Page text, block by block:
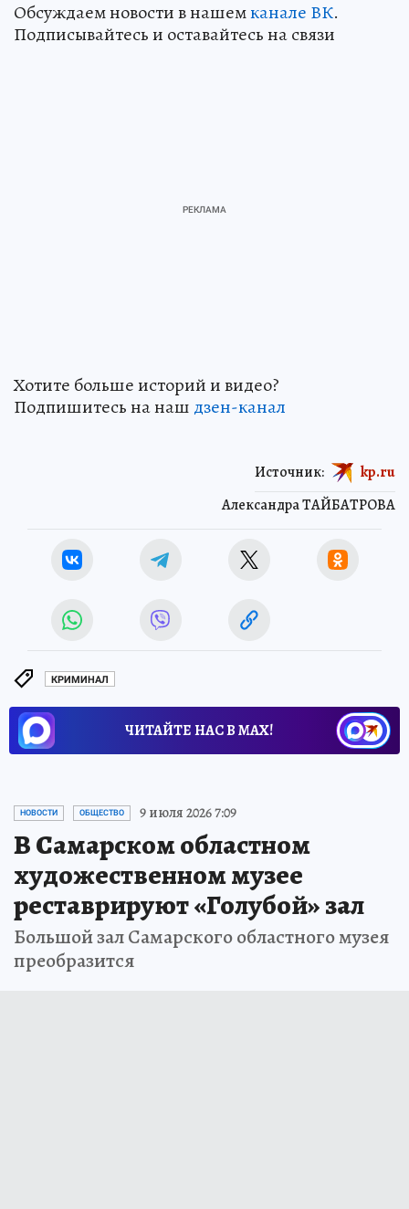
Обсуждаем новости в нашемканале ВК.
Подписывайтесь и оставайтесь на связи
Хотите больше историй и видео?
Подпишитесь на наш дзен-канал
Александра ТАЙБАТРОВА
Источник: kp.ru
КРИМИНАЛ
ЧИТАЙТЕ НАС В МАХ!
НОВОСТИ ОБЩЕСТВО 9 июля 2026 7:09
В Самарском областном
художественном музее
реставрируют «Голубой» зал
Большой зал Самарского областного музея
преобразится